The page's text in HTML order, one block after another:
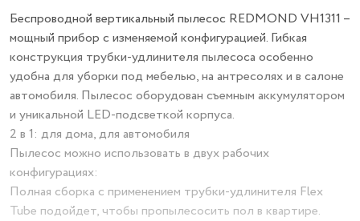
Беспроводной вертикальный пылесос REDMOND VH1311 –
мощный прибор с изменяемой конфигурацией. Гибкая
конструкция трубки-удлинителя пылесоса особенно
удобна для уборки под мебелью, на антресолях и в салоне
автомобиля. Пылесос оборудован съемным аккумулятором
и уникальной LED-подсветкой корпуса.
2 в 1: для дома, для автомобиля
Пылесос можно использовать в двух рабочих
конфигурациях:
Полная сборка с применением трубки-удлинителя Flex
Tube подойдет, чтобы пропылесосить пол в квартире.